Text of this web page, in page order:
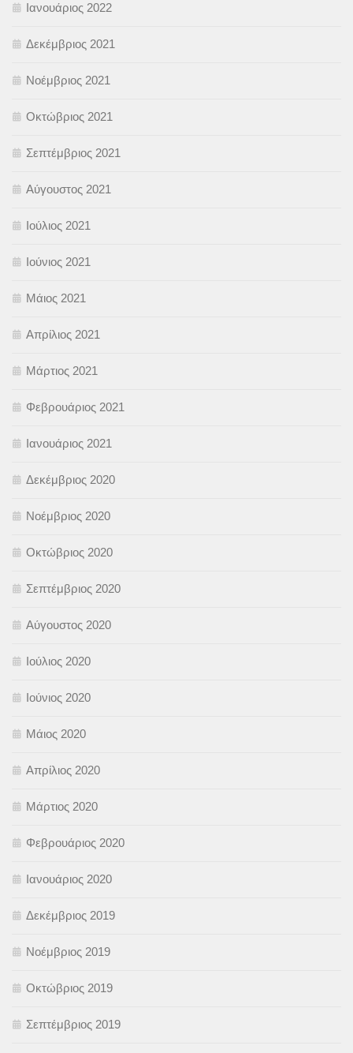
Ιανουάριος 2022
Δεκέμβριος 2021
Νοέμβριος 2021
Οκτώβριος 2021
Σεπτέμβριος 2021
Αύγουστος 2021
Ιούλιος 2021
Ιούνιος 2021
Μάιος 2021
Απρίλιος 2021
Μάρτιος 2021
Φεβρουάριος 2021
Ιανουάριος 2021
Δεκέμβριος 2020
Νοέμβριος 2020
Οκτώβριος 2020
Σεπτέμβριος 2020
Αύγουστος 2020
Ιούλιος 2020
Ιούνιος 2020
Μάιος 2020
Απρίλιος 2020
Μάρτιος 2020
Φεβρουάριος 2020
Ιανουάριος 2020
Δεκέμβριος 2019
Νοέμβριος 2019
Οκτώβριος 2019
Σεπτέμβριος 2019